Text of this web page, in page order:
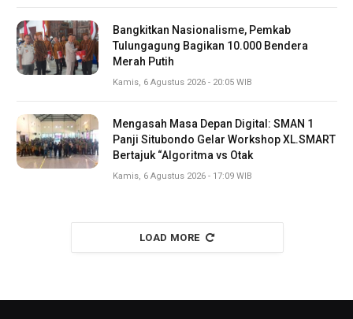
Bangkitkan Nasionalisme, Pemkab
Tulungagung Bagikan 10.000 Bendera
Merah Putih
Kamis, 6 Agustus 2026 - 20:05 WIB
Mengasah Masa Depan Digital: SMAN 1
Panji Situbondo Gelar Workshop XL.SMART
Bertajuk “Algoritma vs Otak
Kamis, 6 Agustus 2026 - 17:09 WIB
LOAD MORE